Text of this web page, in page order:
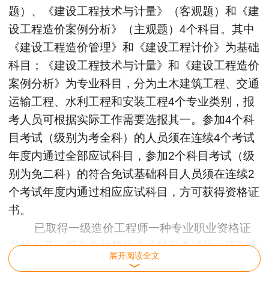
题）、《建设工程技术与计量》（客观题）和《建
设工程造价案例分析》（主观题）4个科目。其中
《建设工程造价管理》和《建设工程计价》为基础
科目；《建设工程技术与计量》和《建设工程造价
案例分析》为专业科目，分为土木建筑工程、交通
运输工程、水利工程和安装工程4个专业类别，报
考人员可根据实际工作需要选报其一。参加4个科
目考试（级别为考全科）的人员须在连续4个考试
年度内通过全部应试科目，参加2个科目考试（级
别为免二科）的符合免试基础科目人员须在连续2
个考试年度内通过相应应试科目，方可获得资格证
书。
已取得一级造价工程师一种专业职业资格证
书的人员，报名参加其他专业科目考试的（级别为
增报专业），可免考基础科目，在连续2个考试年
展开阅读全文